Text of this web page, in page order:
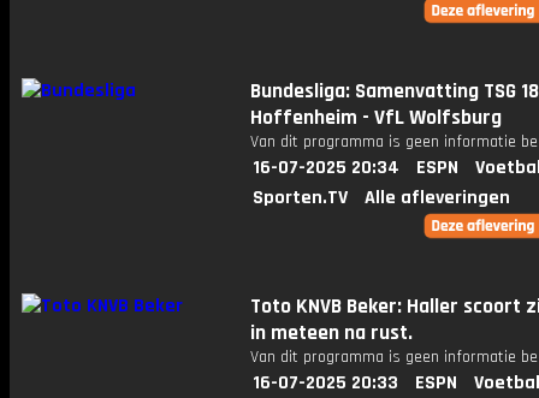
Bundesliga: Samenvatting TSG
Hoffenheim - VfL Wolfsburg
Van dit programma is geen informatie
16-07-2025 20:34 ESPN
Sporten.TV
Alle afleveringen
Toto KNVB Beker: Haller scoort
in meteen na rust.
Van dit programma is geen informatie
16-07-2025 20:33 ESPN